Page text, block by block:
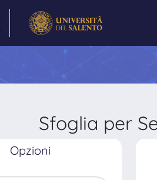
Sfoglia per
Opzioni